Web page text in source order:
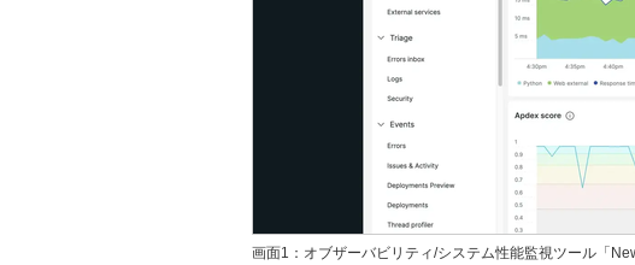
画面1：オブザーバビリティ/システム性能監視ツール「